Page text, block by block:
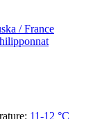
/ France
: 11-12 °C